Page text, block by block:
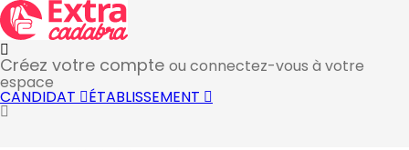
Créez votre compte ou connectez-vous à votre
espace
CANDIDAT ÉTABLISSEMENT